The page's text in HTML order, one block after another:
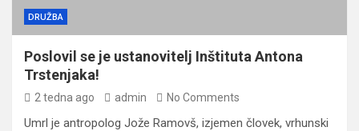
DRUŽBA
Poslovil se je ustanovitelj Inštituta Antona
Trstenjaka!
2 tedna ago admin No Comments
Umrl je antropolog Jože Ramovš, izjemen človek, vrhunski